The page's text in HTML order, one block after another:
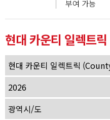
부여 가능
현대 카운티 일렉트릭